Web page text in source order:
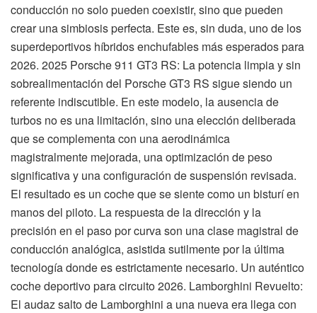
conducción no solo pueden coexistir, sino que pueden
crear una simbiosis perfecta. Este es, sin duda, uno de los
superdeportivos híbridos enchufables más esperados para
2026. 2025 Porsche 911 GT3 RS: La potencia limpia y sin
sobrealimentación del Porsche GT3 RS sigue siendo un
referente indiscutible. En este modelo, la ausencia de
turbos no es una limitación, sino una elección deliberada
que se complementa con una aerodinámica
magistralmente mejorada, una optimización de peso
significativa y una configuración de suspensión revisada.
El resultado es un coche que se siente como un bisturí en
manos del piloto. La respuesta de la dirección y la
precisión en el paso por curva son una clase magistral de
conducción analógica, asistida sutilmente por la última
tecnología donde es estrictamente necesario. Un auténtico
coche deportivo para circuito 2026. Lamborghini Revuelto:
El audaz salto de Lamborghini a una nueva era llega con